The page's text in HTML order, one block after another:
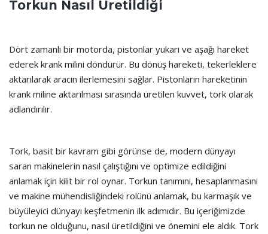
Torkun Nasıl Üretildiği
Dört zamanlı bir motorda, pistonlar yukarı ve aşağı hareket
ederek krank milini döndürür. Bu dönüş hareketi, tekerleklere
aktarılarak aracın ilerlemesini sağlar. Pistonların hareketinin
krank miline aktarılması sırasında üretilen kuvvet, tork olarak
adlandırılır.
Tork, basit bir kavram gibi görünse de, modern dünyayı
saran makinelerin nasıl çalıştığını ve optimize edildiğini
anlamak için kilit bir rol oynar. Torkun tanımını, hesaplanmasını
ve makine mühendisliğindeki rolünü anlamak, bu karmaşık ve
büyüleyici dünyayı keşfetmenin ilk adımıdır. Bu içeriğimizde
torkun ne olduğunu, nasıl üretildiğini ve önemini ele aldık. Tork